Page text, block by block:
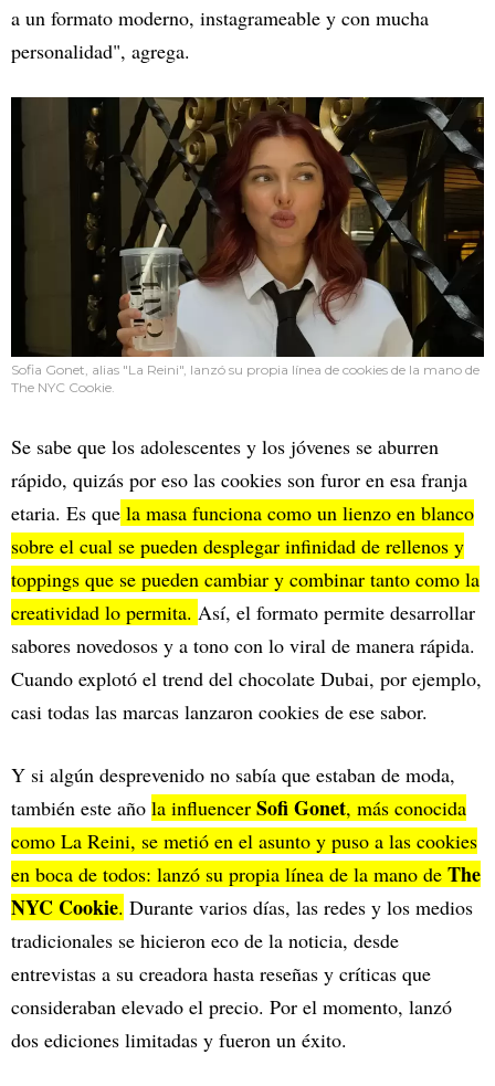
a un formato moderno, instagrameable y con mucha
personalidad", agrega.
Sofia Gonet, alias "La Reini", lanzó su propia línea de cookies de la mano de
The NYC Cookie.
Se sabe que los adolescentes y los jóvenes se aburren
rápido, quizás por eso las cookies son furor en esa franja
etaria. Es que la masa funciona como un lienzo en blanco
sobre el cual se pueden desplegar infinidad de rellenos y
toppings que se pueden cambiar y combinar tanto como la
creatividad lo permita. Así, el formato permite desarrollar
sabores novedosos y a tono con lo viral de manera rápida.
Cuando explotó el trend del chocolate Dubai, por ejemplo,
casi todas las marcas lanzaron cookies de ese sabor.
Y si algún desprevenido no sabía que estaban de moda,
también este año la influencer Sofi Gonet, más conocida
como La Reini, se metió en el asunto y puso a las cookies
en boca de todos: lanzó su propia línea de la mano de The
NYC Cookie. Durante varios días, las redes y los medios
tradicionales se hicieron eco de la noticia, desde
entrevistas a su creadora hasta reseñas y críticas que
consideraban elevado el precio. Por el momento, lanzó
dos ediciones limitadas y fueron un éxito.